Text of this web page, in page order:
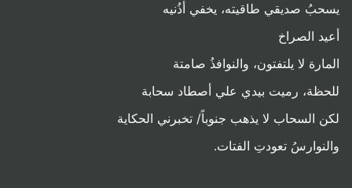
يسحبُ صديقي طاقيته، يخفي أذُنيه
أعيد الصراخ
المارة لا يلتفتون، والنوافذُ صامتة
للحظة، رميت بيدي علي أصطاد سحابة
لكن السحاب لا يذهب جنوباً/ تخبرني الحكاية
والنوارسُ تعودتِ الفتات.